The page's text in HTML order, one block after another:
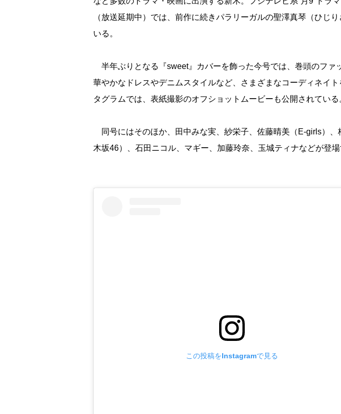
（放送延期中）では、前作に続きパラリーガルの聖澤真琴（ひじ
いる。
半年ぶりとなる『sweet』カバーを飾った今号では、巻頭のファ
華やかなドレスやデニムスタイルなど、さまざまなコーディネイ
タグラムでは、表紙撮影のオフショットムービーも公開されている
同号にはそのほか、田中みな実、紗栄子、佐藤晴美（E-girls）、
木坂46）、石田ニコル、マギー、加藤玲奈、玉城ティナなどが登場
この投稿をInstagramで見る